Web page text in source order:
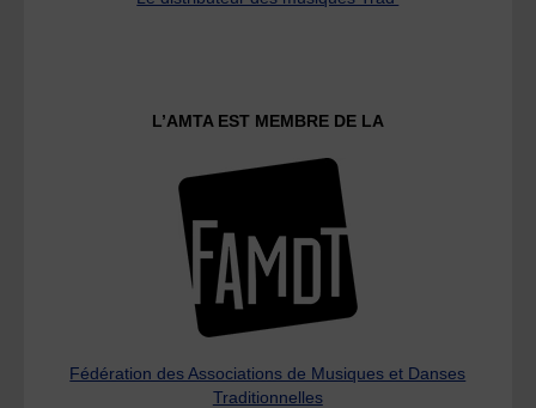
L’AMTA EST MEMBRE DE LA
Fédération des Associations de Musiques et Danses
Traditionnelles